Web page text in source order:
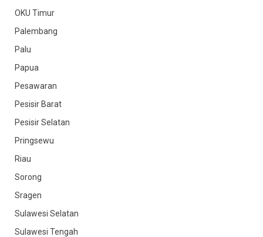
OKU Timur
Palembang
Palu
Papua
Pesawaran
Pesisir Barat
Pesisir Selatan
Pringsewu
Riau
Sorong
Sragen
Sulawesi Selatan
Sulawesi Tengah